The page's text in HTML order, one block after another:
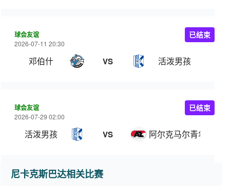
球会友谊
2026-07-11 20:30
邓伯什 VS 活泼男孩
已结束
球会友谊
2026-07-29 02:00
活泼男孩 VS 阿尔克马尔青年队
已结束
尼卡克斯巴达相关比赛